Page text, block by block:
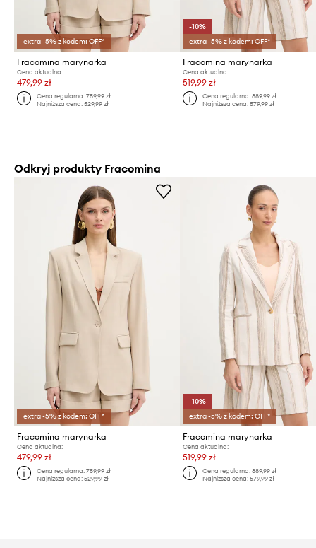
extra -5% z kodem: OFF*
Fracomina marynarka
Cena aktualna:
479,99 zł
Cena regularna:759,99 zł
Najniższa cena:529,99 zł
-10%
extra -5% z kodem: OFF*
Fracomina marynarka
Cena aktualna:
519,99 zł
Cena regularna: 889,99 zł
Najniższa cena: 579,99 zł
Odkryj produkty Fracomina
extra -5% z kodem: OFF*
Fracomina marynarka
Cena aktualna:
479,99 zł
Cena regularna:759,99 zł
Najniższa cena:529,99 zł
-10%
extra -5% z kodem: OFF*
Fracomina marynarka
Cena aktualna:
519,99 zł
Cena regularna: 889,99 zł
Najniższa cena: 579,99 zł